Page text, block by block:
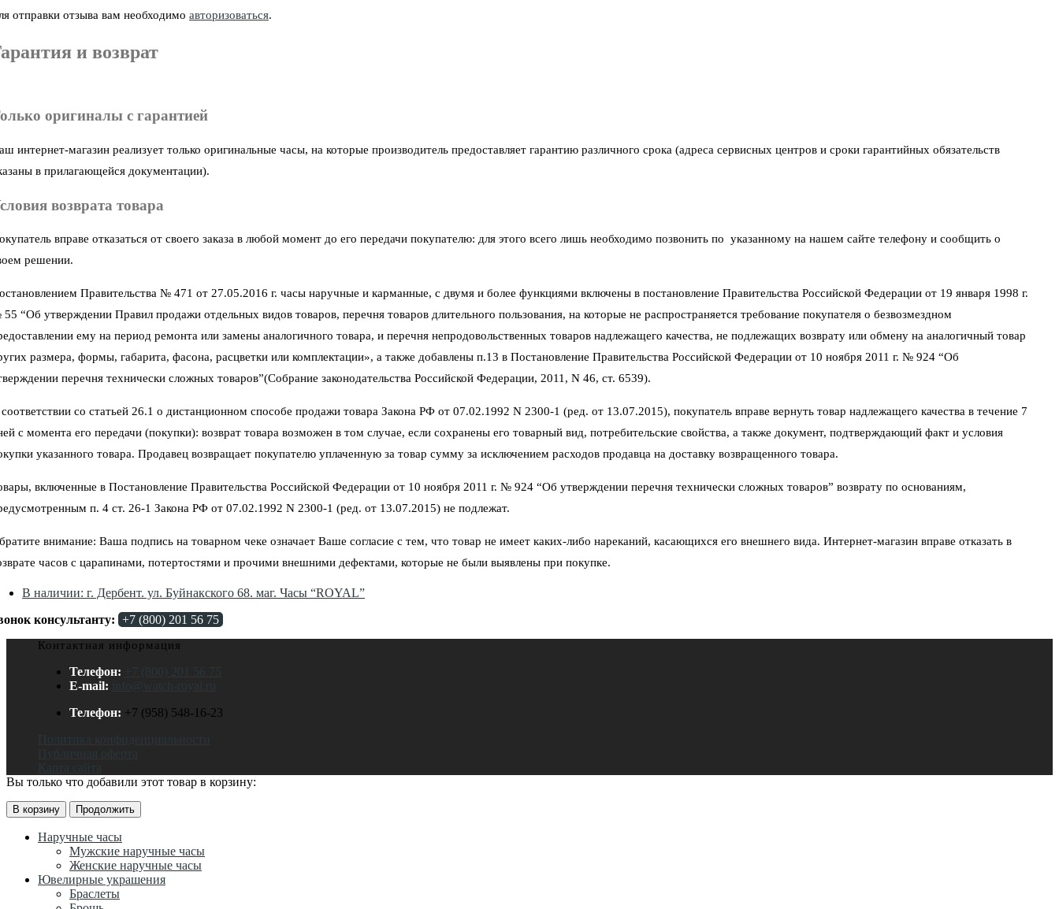
отправки отзыва вам необходимо авторизоваться.
и возврат
оригиналы с гарантией
интернет-магазин реализует только оригинальные часы, на которые производитель предоставляет гарантию различного срока (адреса сервисных центров и сроки гарантийных обязательств
в прилагающейся документации).
возврата товара
вправе отказаться от своего заказа в любой момент до его передачи покупателю: для этого всего лишь необходимо позвонить по указанному на нашем сайте телефону и сообщить о
решении.
Правительства № 471 от 27.05.2016 г. часы наручные и карманные, с двумя и более функциями включены в постановление Правительства Российской Федерации от 19 января 1998 г.
“Об утверждении Правил продажи отдельных видов товаров, перечня товаров длительного пользования, на которые не распространяется требование покупателя о безвозмездном
ему на период ремонта или замены аналогичного товара, и перечня непродовольственных товаров надлежащего качества, не подлежащих возврату или обмену на аналогичный товар
размера, формы, габарита, фасона, расцветки или комплектации», а также добавлены п.13 в Постановление Правительства Российской Федерации от 10 ноября 2011 г. № 924 “Об
перечня технически сложных товаров”(Собрание законодательства Российской Федерации, 2011, N 46, ст. 6539).
со статьей 26.1 о дистанционном способе продажи товара Закона РФ от 07.02.1992 N 2300-1 (ред. от 13.07.2015), покупатель вправе вернуть товар надлежащего качества в течение 7
с момента его передачи (покупки): возврат товара возможен в том случае, если сохранены его товарный вид, потребительские свойства, а также документ, подтверждающий факт и условия
указанного товара. Продавец возвращает покупателю уплаченную за товар сумму за исключением расходов продавца на доставку возвращенного товара.
включенные в Постановление Правительства Российской Федерации от 10 ноября 2011 г. № 924 “Об утверждении перечня технически сложных товаров” возврату по основаниям,
п. 4 ст. 26-1 Закона РФ от 07.02.1992 N 2300-1 (ред. от 13.07.2015) не подлежат.
внимание: Ваша подпись на товарном чеке означает Ваше согласие с тем, что товар не имеет каких-либо нареканий, касающихся его внешнего вида. Интернет-магазин вправе отказать в
часов с царапинами, потертостями и прочими внешними дефектами, которые не были выявлены при покупке.
В наличии: г. Дербент. ул. Буйнакского 68. маг. Часы “ROYAL”
консультанту: +7 (800) 201 56 75
Контактная информация
Телефон:
+7 (800) 201 56 75
E-mail:
Телефон: +7 (958) 548-16-23
Карта сайта
Вы только что добавили этот товар в корзину:
В корзину Продолжить
Наручные часы
Мужские наручные часы
Женские наручные часы
Ювелирные украшения
Браслеты